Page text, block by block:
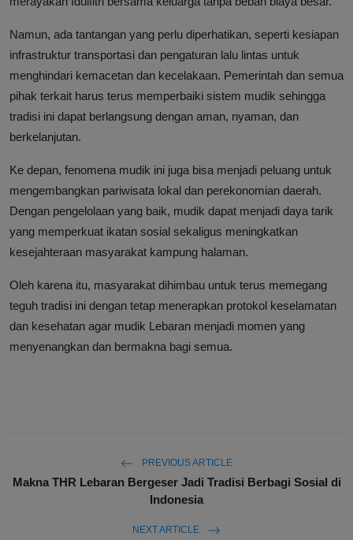
Namun, ada tantangan yang perlu diperhatikan, seperti kesiapan
infrastruktur transportasi dan pengaturan lalu lintas untuk
menghindari kemacetan dan kecelakaan. Pemerintah dan semua
pihak terkait harus terus memperbaiki sistem mudik sehingga
tradisi ini dapat berlangsung dengan aman, nyaman, dan
berkelanjutan.
Ke depan, fenomena mudik ini juga bisa menjadi peluang untuk
mengembangkan pariwisata lokal dan perekonomian daerah.
Dengan pengelolaan yang baik, mudik dapat menjadi daya tarik
yang memperkuat ikatan sosial sekaligus meningkatkan
kesejahteraan masyarakat kampung halaman.
Oleh karena itu, masyarakat dihimbau untuk terus memegang
teguh tradisi ini dengan tetap menerapkan protokol keselamatan
dan kesehatan agar mudik Lebaran menjadi momen yang
menyenangkan dan bermakna bagi semua.
PREVIOUS ARTICLE
Makna THR Lebaran Bergeser Jadi Tradisi Berbagi Sosial di
Indonesia
NEXT ARTICLE